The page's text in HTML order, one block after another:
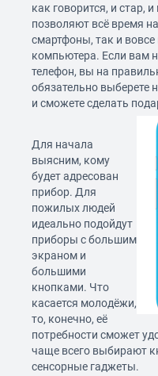
как говорится, и стар,
позволяют всё время
смартфоны, так и
компьютера. Если вам
телефон, вы на
обязательно выберете
и сможете сделать
Для начала
выясним, кому
будет адресован
прибор. Для
пожилых людей
идеально подойдут
приборы с большим
экраном и
большими
кнопками. Что
касается молодёжи,
то, конечно, её
потребности сможет
чаще всего выбирают
сенсорные гаджеты.